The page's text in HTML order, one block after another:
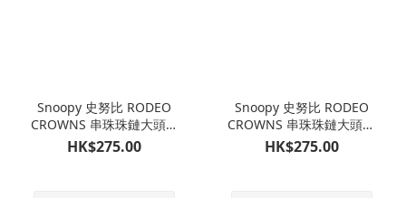
Snoopy 史努比 RODEO
CROWNS 串珠珠鏈大頭公
仔吊飾 毛絨公仔掛飾
（OLAF 歐拉夫）
HK$275.00
Snoopy 史努比 RODEO
CROWNS 串珠珠鏈大頭公
仔吊飾 毛絨公仔掛飾
（SNOOPY）
HK$275.00